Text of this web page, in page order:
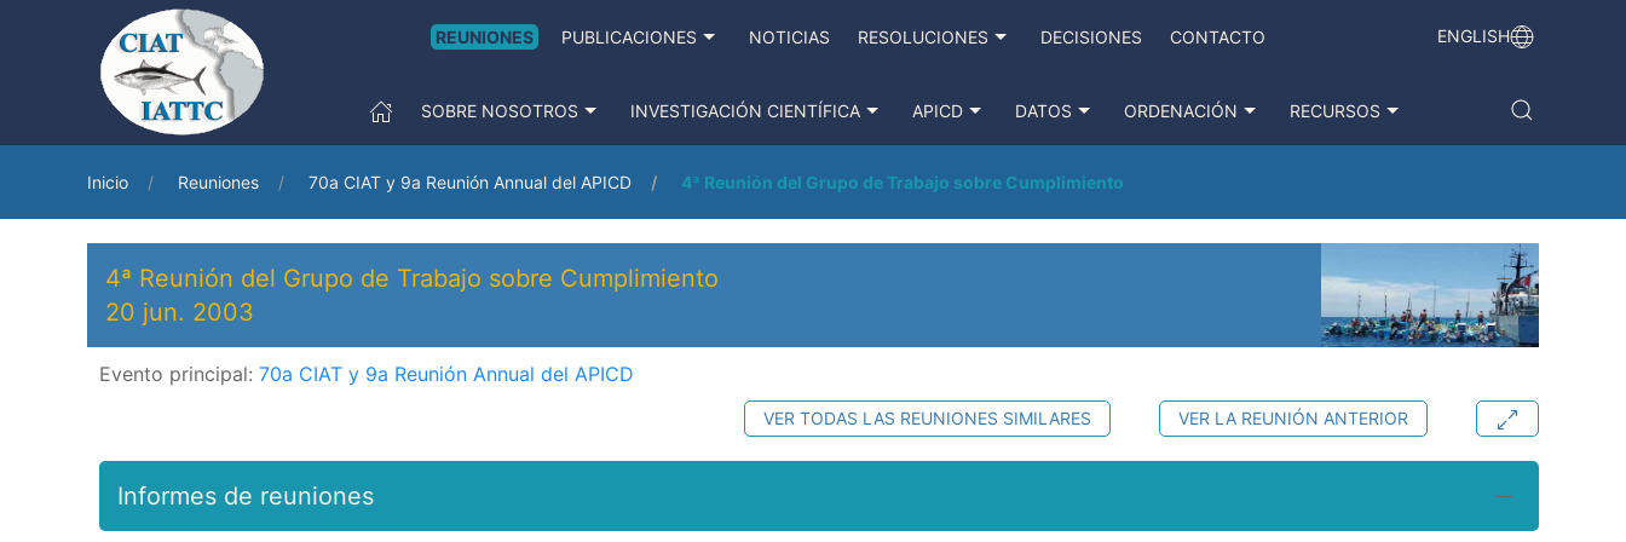
REUNIONES PUBLICACIONES NOTICIAS RESOLUCIONES DECISIONES CONTACTO ENGLISH
SOBRE NOSOTROS INVESTIGACIÓN CIENTÍFICA APICD DATOS ORDENACIÓN RECURSOS
Inicio Reuniones 70a CIAT y 9a Reunión Annual del APICD 4ª Reunión del Grupo de Trabajo sobre Cumplimiento
4ª Reunión del Grupo de Trabajo sobre Cumplimiento
20 jun. 2003
Evento principal: 70a CIAT y 9a Reunión Annual del APICD
VER LA REUNIÓN ANTERIOR
VER TODAS LAS REUNIONES SIMILARES
Informes de reuniones